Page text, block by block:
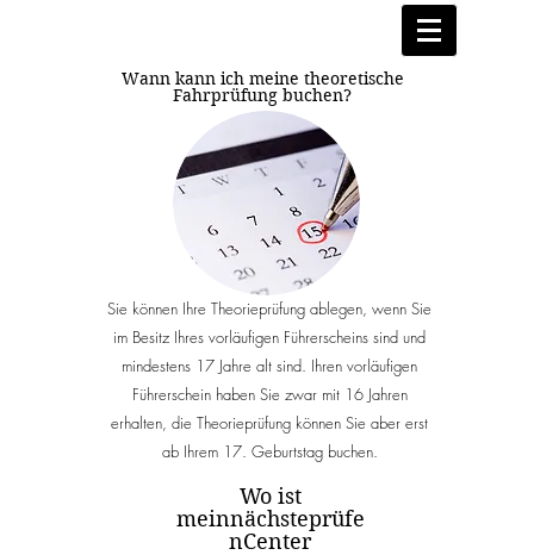
Wann kann ich meine theoretische
Fahrprüfung buchen?
Sie können Ihre Theorieprüfung ablegen, wenn Sie
im Besitz Ihres vorläufigen Führerscheins sind und
mindestens 17 Jahre alt sind. Ihren vorläufigen
Führerschein haben Sie zwar mit 16 Jahren
erhalten, die Theorieprüfung können Sie aber erst
ab Ihrem 17. Geburtstag buchen.
Wo ist
meinnächsteprüfe
nCenter